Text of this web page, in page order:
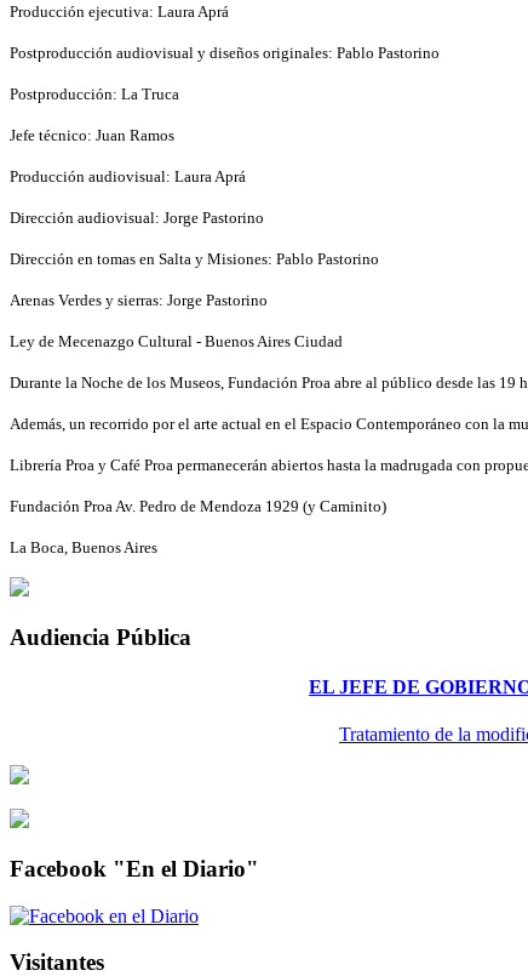
Producción ejecutiva: Laura Aprá
Postproducción audiovisual y diseños originales: Pablo Pastorino
Postproducción: La Truca
Jefe técnico: Juan Ramos
Producción audiovisual: Laura Aprá
Dirección audiovisual: Jorge Pastorino
Dirección en tomas en Salta y Misiones: Pablo Pastorino
Arenas Verdes y sierras: Jorge Pastorino
Ley de Mecenazgo Cultural - Buenos Aires Ciudad
Durante la Noche de los Museos, Fundación Proa abre al público desde las
Además, un recorrido por el arte actual en el Espacio Contemporáneo con la
Librería Proa y Café Proa permanecerán abiertos hasta la madrugada con
Fundación Proa Av. Pedro de Mendoza 1929 (y Caminito)
La Boca, Buenos Aires
Audiencia Pública
EL JEFE DE
Tratamiento de la
Facebook "En el Diario"
Visitantes